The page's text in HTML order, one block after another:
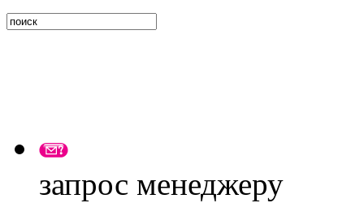
запрос менеджеру